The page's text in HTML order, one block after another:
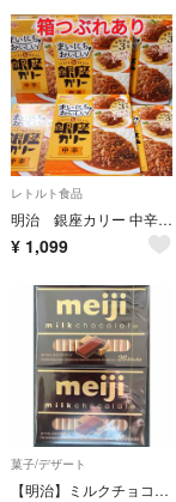
レトルト食品
明治 銀座カリー 中辛 温めいらず レトルトカレー 6箱 【箱つぶれあり】
¥ 1,099
菓子/デザート
【明治】ミルクチョコレートひとくちサイズ26blocks×2箱